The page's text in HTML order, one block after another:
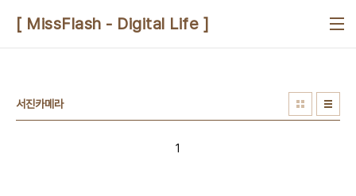
[ MissFlash - Digital Life ]
서진카메라
1